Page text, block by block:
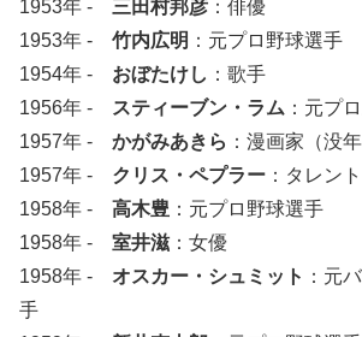
1953年 - 三田村邦彦 ：俳優
1953年 - 竹内広明 ：元プロ野球選手
1954年 - おぼたけし ：歌手
1956年 - スティーブン・ラム ：元プ
1957年 - かがみあきら ：漫画家（没
1957年 - クリス・ペプラー ：タレント
1958年 - 高木豊 ：元プロ野球選手
1958年 - 室井滋 ：女優
1958年 - オスカー・シュミット ：元
手